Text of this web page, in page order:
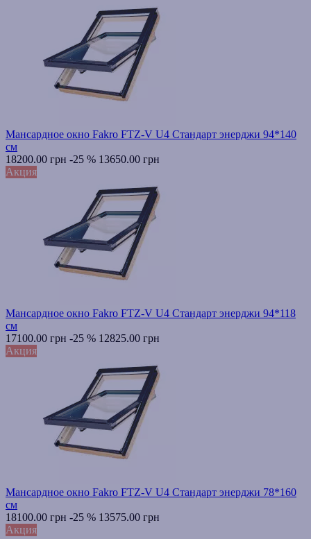
Мансардное окно Fakro FTZ-V U4 Стандарт энерджи 94*140
см
18200.00 грн -25 % 13650.00 грн
Акция
Мансардное окно Fakro FTZ-V U4 Стандарт энерджи 94*118
см
17100.00 грн -25 % 12825.00 грн
Акция
Мансардное окно Fakro FTZ-V U4 Стандарт энерджи 78*160
см
18100.00 грн -25 % 13575.00 грн
Акция